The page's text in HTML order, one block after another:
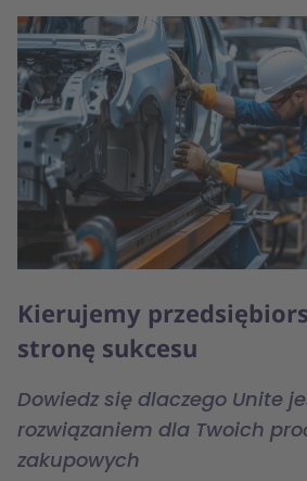
Kierujemy
stronę sukcesu
Dowiedz się dlaczego Unite
rozwiązaniem dla Twoich
zakupowych